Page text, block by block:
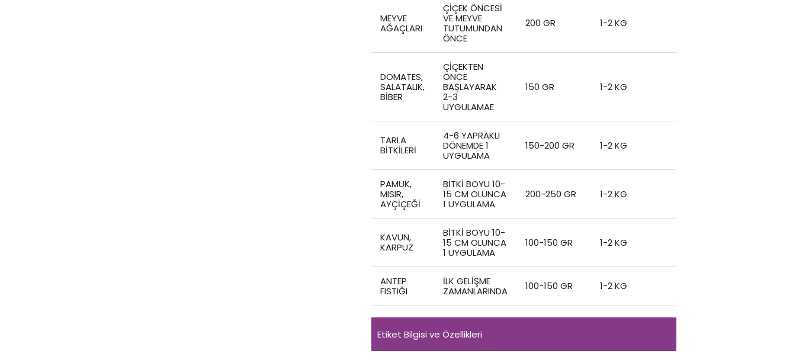
MEYVE
AĞAÇLARI
ÇIÇEK ÖNCESI
VE MEYVE
TUTUMUNDAN
ÖNCE
200 GR 1-2 KG
DOMATES,
SALATALIK,
BIBER
ÇIÇEKTEN
ÖNCE
BAŞLAYARAK
2-3
UYGULAMAE
150 GR 1-2 KG
TARLA
BITKILERI
4-6 YAPRAKLI
DÖNEMDE 1
UYGULAMA
150-200 GR 1-2 KG
PAMUK,
MISIR,
AYÇIÇEĞI
BITKI BOYU 10-
15 CM OLUNCA
1 UYGULAMA
200-250 GR 1-2 KG
KAVUN,
KARPUZ
BITKI BOYU 10-
15 CM OLUNCA
1 UYGULAMA
100-150 GR 1-2 KG
ANTEP
FISTIĞI
İLK GELIŞME
ZAMANLARINDA
100-150 GR 1-2 KG
Etiket Bilgisi ve Özellikleri